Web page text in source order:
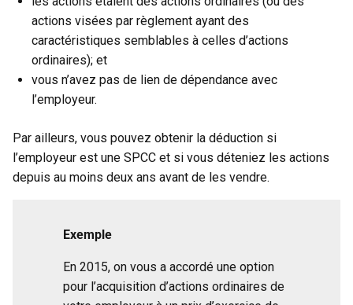
actions visées par règlement ayant des
caractéristiques semblables à celles d’actions
ordinaires); et
vous n’avez pas de lien de dépendance avec
l’employeur.
Par ailleurs, vous pouvez obtenir la déduction si
l’employeur est une SPCC et si vous déteniez les actions
depuis au moins deux ans avant de les vendre.
Exemple
En 2015, on vous a accordé une option
pour l’acquisition d’actions ordinaires de